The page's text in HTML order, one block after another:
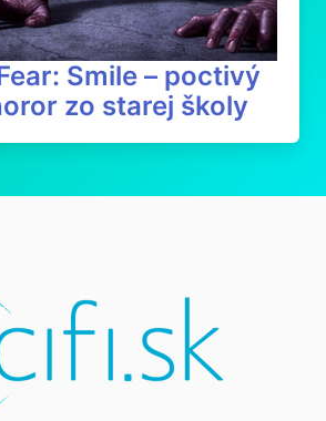
Smile – poctivý
zo starej školy